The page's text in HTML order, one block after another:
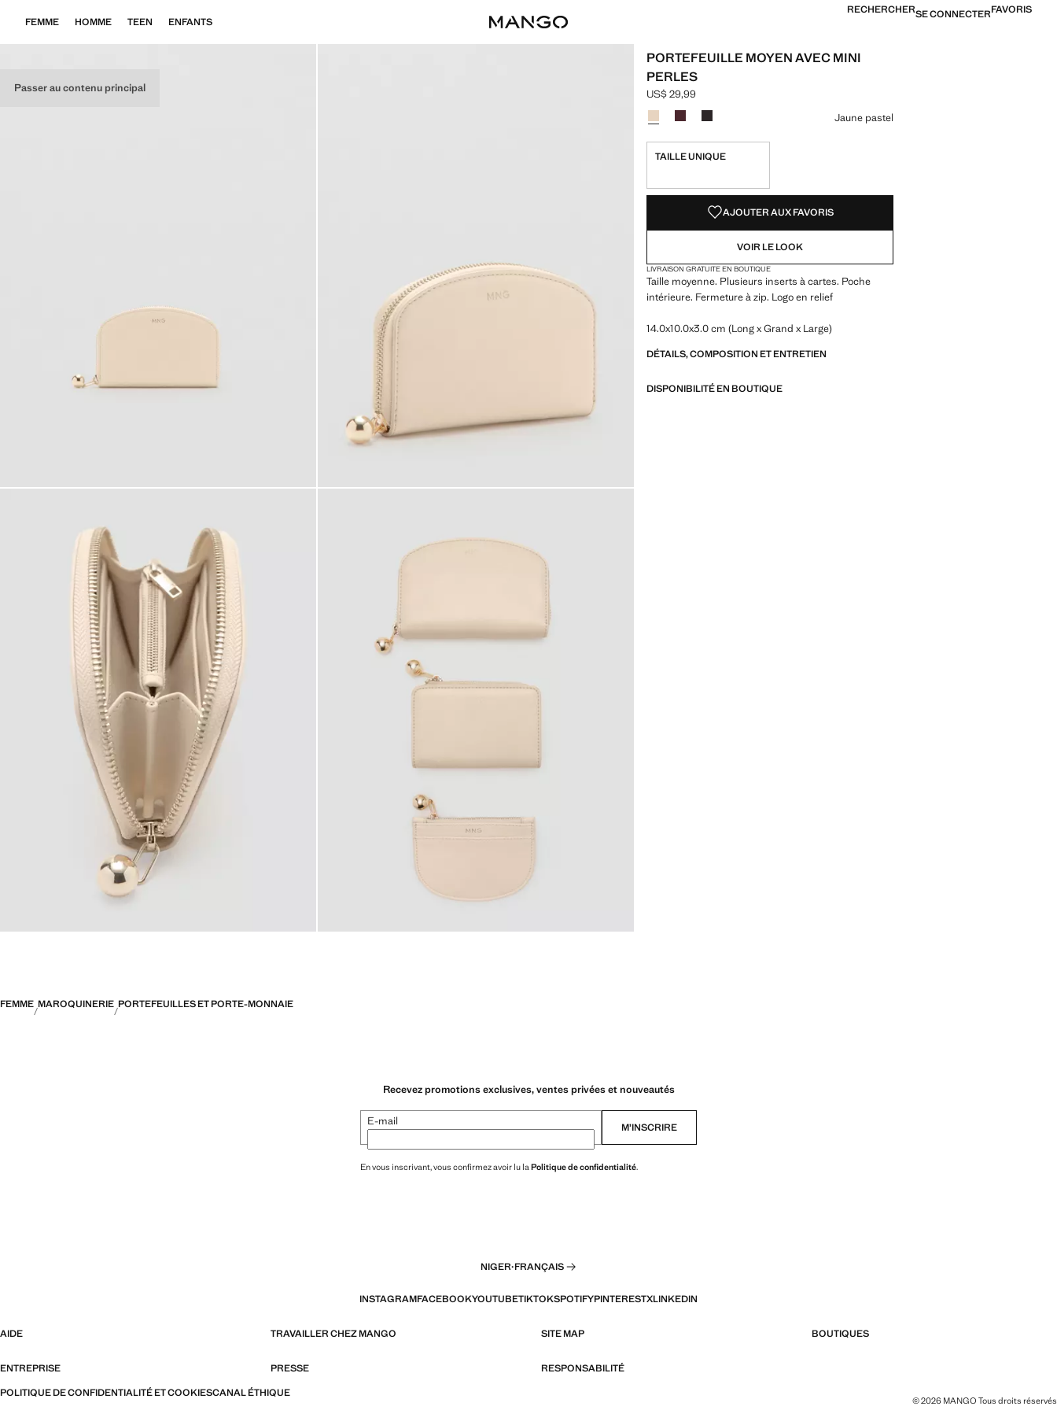
Passer au contenu principal
FEMME HOMME TEEN ENFANTS
RECHERCHERSE CONNECTERFAVORIS
PORTEFEUILLE MOYEN AVEC MINI
PERLES
Prix actuel [US$ 29,99 ]
US$ 29,99
Choisissez une couleur
Couleur Jaune pastel sélectionnée
Couleur Bordeaux
Couleur Chocolat
Jaune pastel
TAILLE UNIQUE
AJOUTER AUX FAVORIS
VOIR LE LOOK
LIVRAISON GRATUITE EN BOUTIQUE
Taille moyenne. Plusieurs inserts à cartes. Poche
intérieure. Fermeture à zip. Logo en relief
14.0x10.0x3.0 cm (Long x Grand x Large)
DÉTAILS, COMPOSITION ET ENTRETIEN
DISPONIBILITÉ EN BOUTIQUE
FEMME MAROQUINERIE PORTEFEUILLES ET PORTE-MONNAIE
Recevez promotions exclusives, ventes privées et nouveautés
E-mail M’INSCRIRE
En vous inscrivant, vous confirmez avoir lu laPolitique de confidentialité.
NIGER·FRANÇAIS
INSTAGRAMFACEBOOKYOUTUBETIKTOKSPOTIFYPINTERESTXLINKEDIN
AIDE TRAVAILLER CHEZ MANGO SITE MAP BOUTIQUES
ENTREPRISE PRESSE
RESPONSABILITÉ
POLITIQUE DE CONFIDENTIALITÉ ET COOKIESCANAL ÉTHIQUE
© 2026 MANGO Tous droits réservés